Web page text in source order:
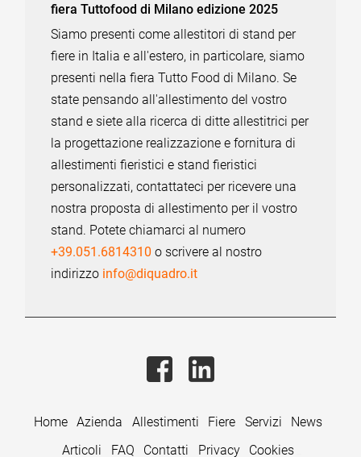
fiera Tuttofood di Milano edizione 2025
Siamo presenti come allestitori di stand per
fiere in Italia e all'estero, in particolare, siamo
presenti nella fiera Tutto Food di Milano. Se
state pensando all'allestimento del vostro
stand e siete alla ricerca di ditte allestitrici per
la progettazione realizzazione e fornitura di
allestimenti fieristici e stand fieristici
personalizzati, contattateci per ricevere una
nostra proposta di allestimento per il vostro
stand. Potete chiamarci al numero
+39.051.6814310 o scrivere al nostro
indirizzo info@diquadro.it
Home Azienda Allestimenti Fiere Servizi
News
Articoli
FAQ Contatti Privacy Cookies